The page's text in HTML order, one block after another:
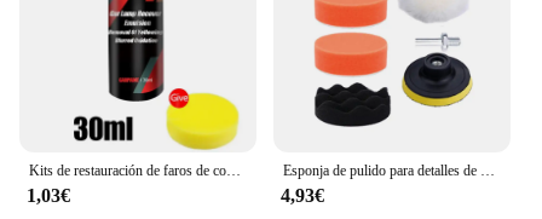
Kits de restauración de faros de coche, kit de reparación de faros, pulidor de luz, pasta de limpieza, agente de Restauración de Pintura
1,03€
Esponja de pulido para detalles de automóviles, Kit de restauración de faros automáticos con almohadilla de pulido, disco de lijado, esponja de encerado, adaptador de taladro M10
4,93€